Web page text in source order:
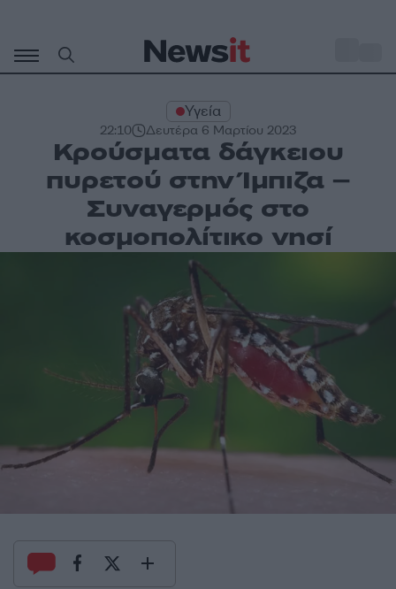
περιεχόμενο
Υγεία
22:10 Δευτέρα 6 Μαρτίου 2023
Kρούσματα δάγκειου
πυρετού στην Ίμπιζα –
Συναγερμός στο
κοσμοπολίτικο νησί